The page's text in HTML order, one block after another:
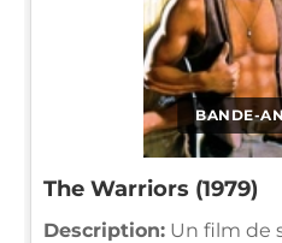
BANDE-
The Warriors (1979)
Description: Un film de